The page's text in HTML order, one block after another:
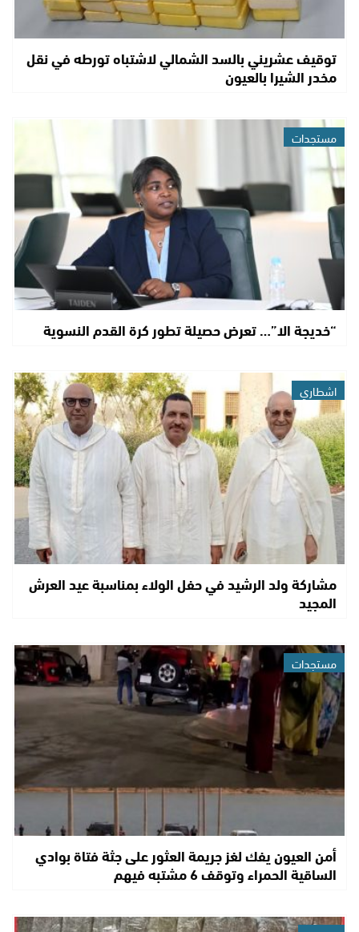
توقيف عشريني بالسد الشمالي لاشتباه تورطه في نقل
مخدر الشيرا بالعيون
مستجدات
“خديجة الا”… تعرض حصيلة تطور كرة القدم النسوية
اشطاري
مشاركة ولد الرشيد في حفل الولاء بمناسبة عيد العرش
المجيد
مستجدات
أمن العيون يفك لغز جريمة العثور على جثة فتاة بوادي
الساقية الحمراء وتوقف 6 مشتبه فيهم